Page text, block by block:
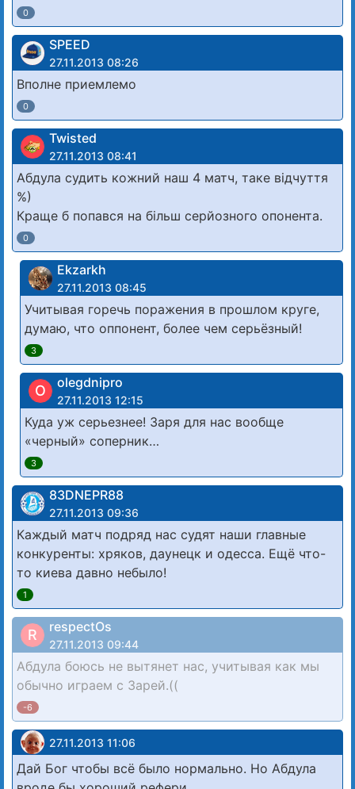
0
SPEED
27.11.2013 08:26
Вполне приемлемо
0
Twisted
27.11.2013 08:41
Абдула судить кожний наш 4 матч, таке відчуття
%)
Краще б попався на більш серйозного опонента.
0
Ekzarkh
27.11.2013 08:45
Учитывая горечь поражения в прошлом круге,
думаю, что оппонент, более чем серьёзный!
3
O olegdnipro
27.11.2013 12:15
Куда уж серьезнее! Заря для нас вообще
«черный» соперник…
3
83DNЕРR88
27.11.2013 09:36
Каждый матч подряд нас судят наши главные
конкуренты: хряков, даунецк и одесса. Ещё что-
то киева давно небыло!
1
R respectOs
27.11.2013 09:44
Абдула боюсь не вытянет нас, учитывая как мы
обычно играем с Зарей.((
-6
27.11.2013 11:06
Дай Бог чтобы всё было нормально. Но Абдула